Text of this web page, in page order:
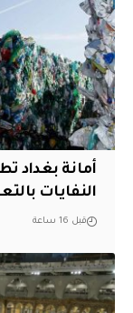
أمانة بغداد
النفايات
قبل 16 ساعة